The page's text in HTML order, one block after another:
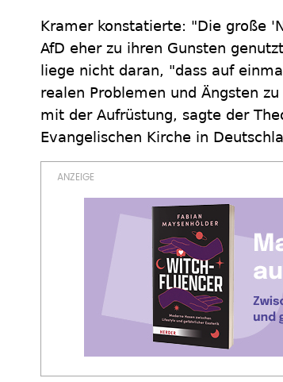
Kramer konstatierte: "Die große
AfD eher zu ihren Gunsten
liege nicht daran, "dass auf
realen Problemen und Ängsten
mit der Aufrüstung, sagte der
Evangelischen Kirche in